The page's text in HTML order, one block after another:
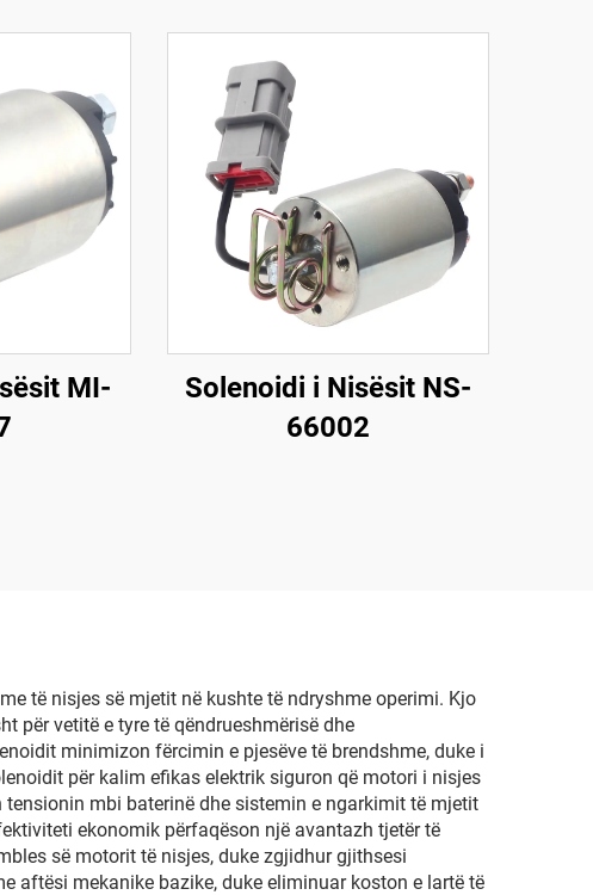
MI-
Solenoidi i Nisësit NS-
66002
të nisjes së mjetit në kushte të ndryshme operimi. Kjo
për vetitë e tyre të qëndrueshmërisë dhe
minimizon fërcimin e pjesëve të brendshme, duke i
për kalim efikas elektrik siguron që motori i nisjes
mbi baterinë dhe sistemin e ngarkimit të mjetit
ekonomik përfaqëson një avantazh tjetër të
së motorit të nisjes, duke zgjidhur gjithsesi
aftësi mekanike bazike, duke eliminuar koston e lartë të